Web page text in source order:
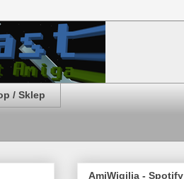
/ Sklep
AmiWigilia - Spotify